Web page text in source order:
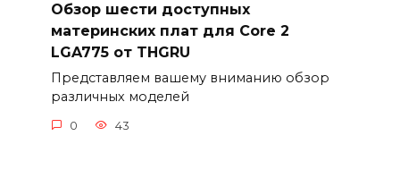
Обзор шести доступных
материнских плат для Core 2
LGA775 от THGRU
Представляем вашему вниманию обзор
различных моделей
0 43